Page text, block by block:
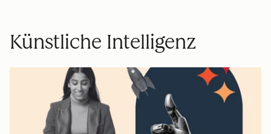
Künstliche Intelligenz